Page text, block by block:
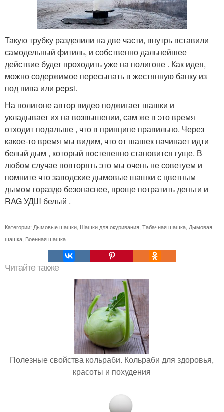
Такую трубку разделили на две части, внутрь вставили
самодельный фитиль, и собственно дальнейшее
действие будет проходить уже на полигоне . Как идея,
можно содержимое пересыпать в жестянную банку из
под пива или pepsi.
На полигоне автор видео поджигает шашки и
укладывает их на возвышении, сам же в это время
отходит подальше , что в принципе правильно. Через
какое-то время мы видим, что от шашек начинает идти
белый дым , который постепенно становится гуще. В
любом случае повторять это мы очень не советуем и
помните что заводские дымовые шашки с цветным
дымом гораздо безопаснее, проще потратить деньги и
RAG УДШ белый .
Категории: Дымовые шашки Шашки для окуривания Табачная шашка Дымовая
шашка Военная шашка
Читайте также
Полезные свойства кольраби. Кольраби для здоровья,
красоты и похудения